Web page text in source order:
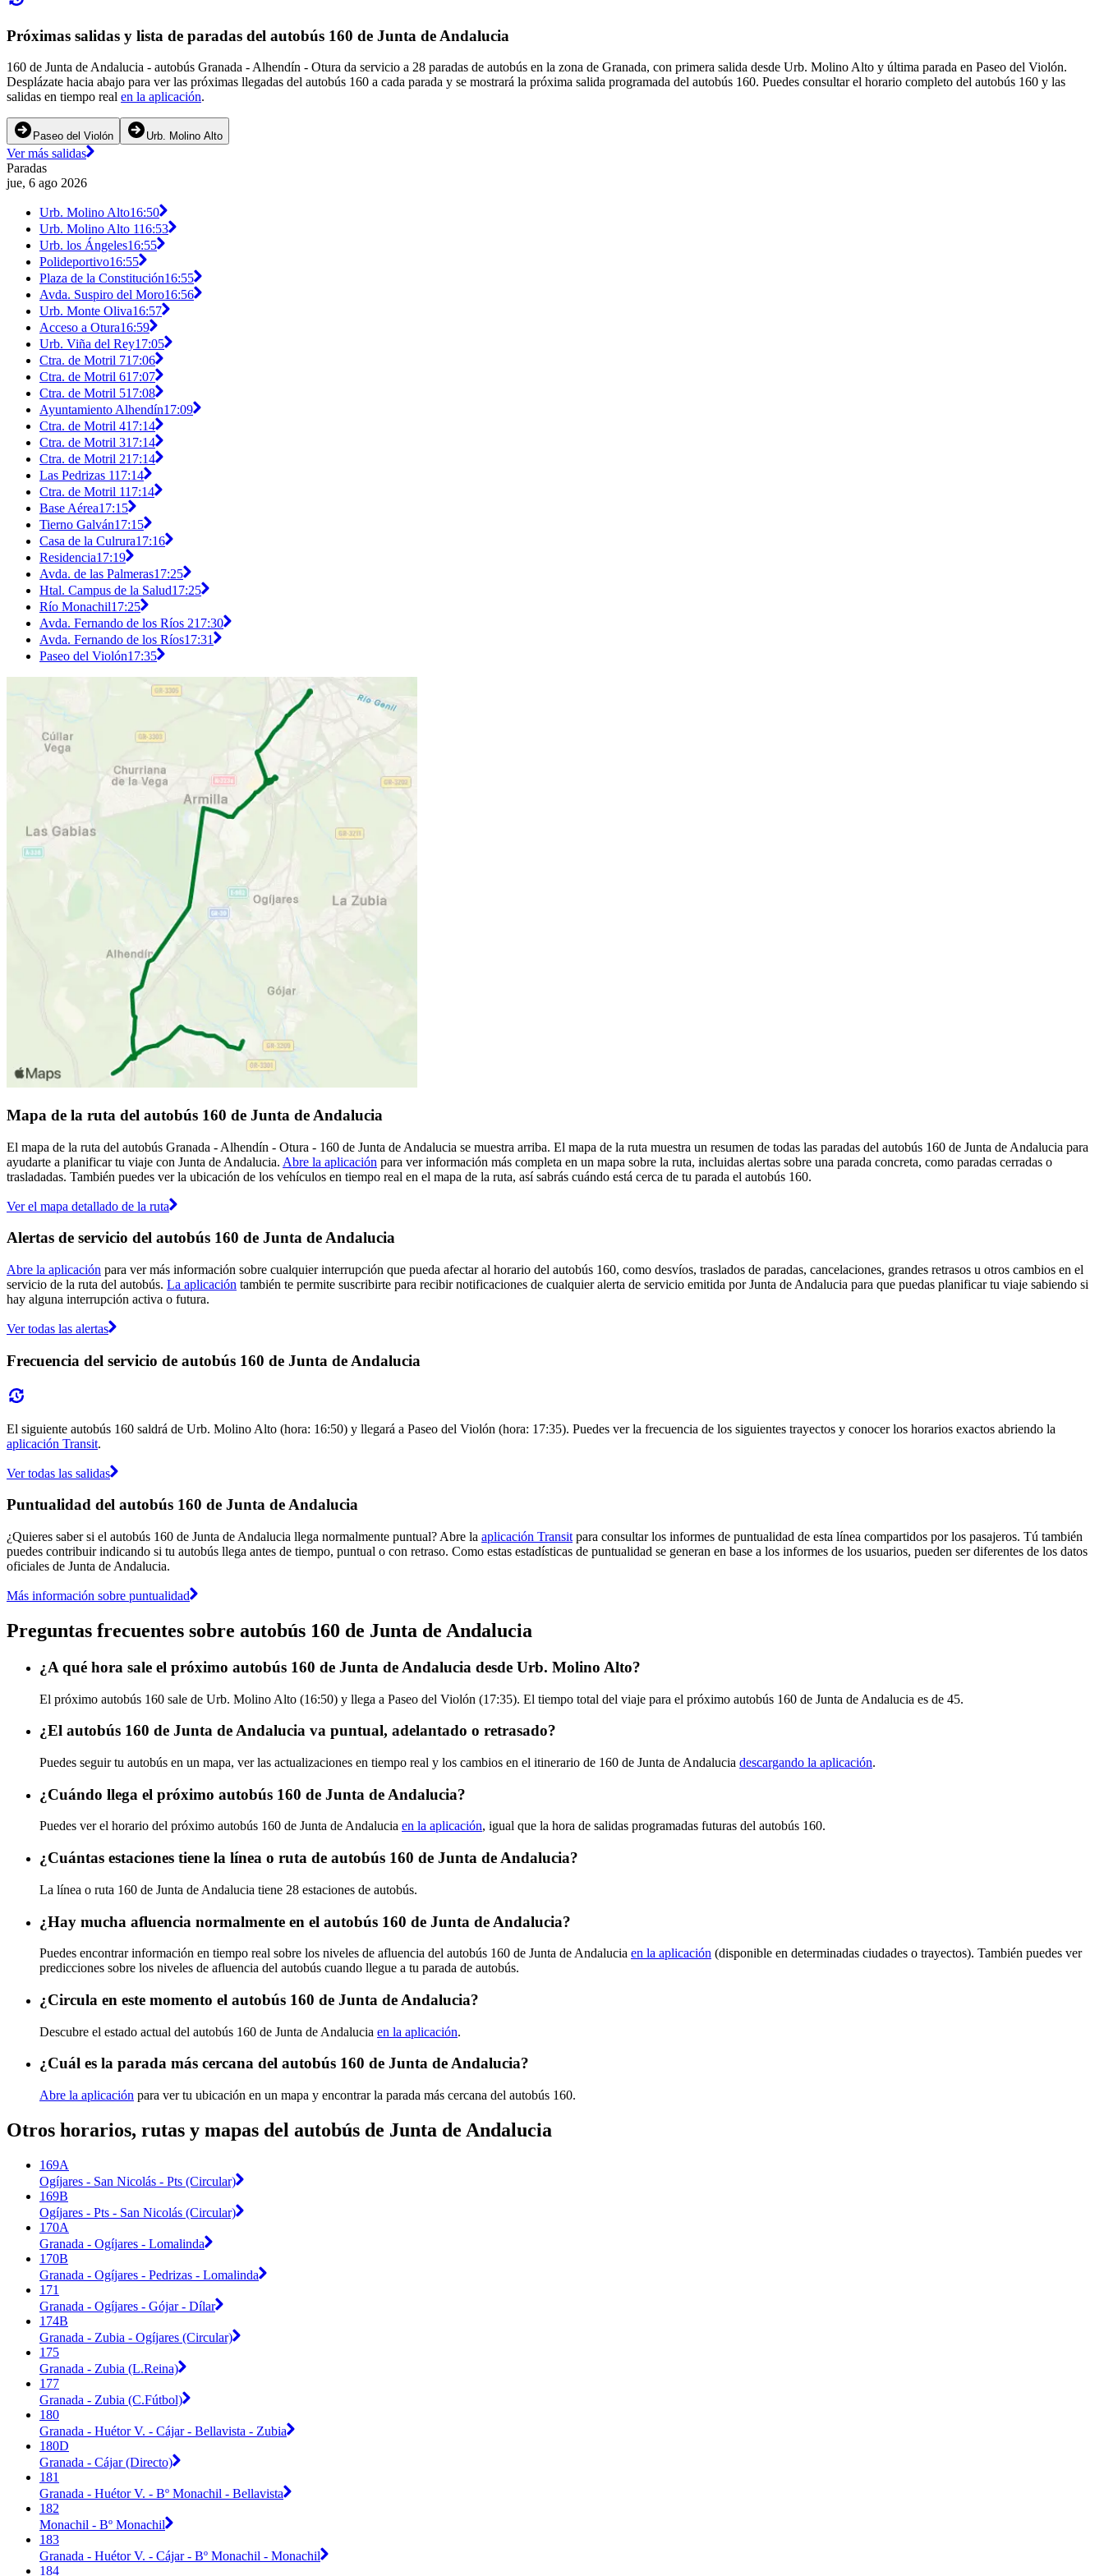
Próximas salidas y lista de paradas del autobús 160 de Junta de Andalucia
160 de Junta de Andalucia - autobús Granada - Alhendín - Otura da servicio a 28 paradas de autobús en la zona de Granada, con primera salida desde Urb. Molino Alto y última parada en Paseo del Violón.
Desplázate hacia abajo para ver las próximas llegadas del autobús 160 a cada parada y se mostrará la próxima salida programada del autobús 160. Puedes consultar el horario completo del autobús 160 y las
salidas en tiempo real en la aplicación.
Paseo del Violón Urb. Molino Alto
Ver más salidas
Paradas
jue, 6 ago 2026
Urb. Molino Alto16:50
Urb. Molino Alto 116:53
Urb. los Ángeles16:55
Polideportivo16:55
Plaza de la Constitución16:55
Avda. Suspiro del Moro16:56
Urb. Monte Oliva16:57
Acceso a Otura16:59
Urb. Viña del Rey17:05
Ctra. de Motril 717:06
Ctra. de Motril 617:07
Ctra. de Motril 517:08
Ayuntamiento Alhendín17:09
Ctra. de Motril 417:14
Ctra. de Motril 317:14
Ctra. de Motril 217:14
Las Pedrizas 117:14
Ctra. de Motril 117:14
Base Aérea17:15
Tierno Galván17:15
Casa de la Culrura17:16
Residencia17:19
Avda. de las Palmeras17:25
Htal. Campus de la Salud17:25
Río Monachil17:25
Avda. Fernando de los Ríos 217:30
Avda. Fernando de los Ríos17:31
Paseo del Violón17:35
Mapa de la ruta del autobús 160 de Junta de Andalucia
El mapa de la ruta del autobús Granada - Alhendín - Otura - 160 de Junta de Andalucia se muestra arriba. El mapa de la ruta muestra un resumen de todas las paradas del autobús 160 de Junta de Andalucia para
ayudarte a planificar tu viaje con Junta de Andalucia. Abre la aplicación para ver información más completa en un mapa sobre la ruta, incluidas alertas sobre una parada concreta, como paradas cerradas o
trasladadas. También puedes ver la ubicación de los vehículos en tiempo real en el mapa de la ruta, así sabrás cuándo está cerca de tu parada el autobús 160.
Ver el mapa detallado de la ruta
Alertas de servicio del autobús 160 de Junta de Andalucia
Abre la aplicación para ver más información sobre cualquier interrupción que pueda afectar al horario del autobús 160, como desvíos, traslados de paradas, cancelaciones, grandes retrasos u otros cambios en el
servicio de la ruta del autobús. La aplicación también te permite suscribirte para recibir notificaciones de cualquier alerta de servicio emitida por Junta de Andalucia para que puedas planificar tu viaje sabiendo si
hay alguna interrupción activa o futura.
Ver todas las alertas
Frecuencia del servicio de autobús 160 de Junta de Andalucia
El siguiente autobús 160 saldrá de Urb. Molino Alto (hora: 16:50) y llegará a Paseo del Violón (hora: 17:35). Puedes ver la frecuencia de los siguientes trayectos y conocer los horarios exactos abriendo la
aplicación Transit.
Ver todas las salidas
Puntualidad del autobús 160 de Junta de Andalucia
¿Quieres saber si el autobús 160 de Junta de Andalucia llega normalmente puntual? Abre la aplicación Transit para consultar los informes de puntualidad de esta línea compartidos por los pasajeros. Tú también
puedes contribuir indicando si tu autobús llega antes de tiempo, puntual o con retraso. Como estas estadísticas de puntualidad se generan en base a los informes de los usuarios, pueden ser diferentes de los datos
oficiales de Junta de Andalucia.
Más información sobre puntualidad
Preguntas frecuentes sobre autobús 160 de Junta de Andalucia
¿A qué hora sale el próximo autobús 160 de Junta de Andalucia desde Urb. Molino Alto?
El próximo autobús 160 sale de Urb. Molino Alto (16:50) y llega a Paseo del Violón (17:35). El tiempo total del viaje para el próximo autobús 160 de Junta de Andalucia es de 45.
¿El autobús 160 de Junta de Andalucia va puntual, adelantado o retrasado?
Puedes seguir tu autobús en un mapa, ver las actualizaciones en tiempo real y los cambios en el itinerario de 160 de Junta de Andalucia descargando la aplicación.
¿Cuándo llega el próximo autobús 160 de Junta de Andalucia?
Puedes ver el horario del próximo autobús 160 de Junta de Andalucia en la aplicación, igual que la hora de salidas programadas futuras del autobús 160.
¿Cuántas estaciones tiene la línea o ruta de autobús 160 de Junta de Andalucia?
La línea o ruta 160 de Junta de Andalucia tiene 28 estaciones de autobús.
¿Hay mucha afluencia normalmente en el autobús 160 de Junta de Andalucia?
Puedes encontrar información en tiempo real sobre los niveles de afluencia del autobús 160 de Junta de Andalucia en la aplicación (disponible en determinadas ciudades o trayectos). También puedes ver
predicciones sobre los niveles de afluencia del autobús cuando llegue a tu parada de autobús.
¿Circula en este momento el autobús 160 de Junta de Andalucia?
Descubre el estado actual del autobús 160 de Junta de Andalucia en la aplicación.
¿Cuál es la parada más cercana del autobús 160 de Junta de Andalucia?
Abre la aplicación para ver tu ubicación en un mapa y encontrar la parada más cercana del autobús 160.
Otros horarios, rutas y mapas del autobús de Junta de Andalucia
169A
Ogíjares - San Nicolás - Pts (Circular)
169B
Ogíjares - Pts - San Nicolás (Circular)
170A
Granada - Ogíjares - Lomalinda
170B
Granada - Ogíjares - Pedrizas - Lomalinda
171
Granada - Ogíjares - Gójar - Dílar
174B
Granada - Zubia - Ogíjares (Circular)
175
Granada - Zubia (L.Reina)
177
Granada - Zubia (C.Fútbol)
180
Granada - Huétor V. - Cájar - Bellavista - Zubia
180D
Granada - Cájar (Directo)
181
Granada - Huétor V. - Bº Monachil - Bellavista
182
Monachil - Bº Monachil
183
Granada - Huétor V. - Cájar - Bº Monachil - Monachil
184